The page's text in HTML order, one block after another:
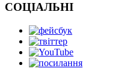
СОЦІАЛЬНІ